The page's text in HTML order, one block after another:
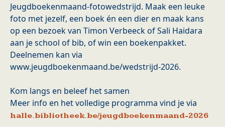
Jeugdboekenmaand-fotowedstrijd. Maak een leuke
foto met jezelf, een boek én een dier en maak kans
op een bezoek van Timon Verbeeck of Sali Haidara
aan je school of bib, of win een boekenpakket.
Deelnemen kan via
www.jeugdboekenmaand.be/wedstrijd-2026.
Kom langs en beleef het samen
Meer info en het volledige programma vind je via
halle.bibliotheek.be/jeugdboekenmaand-2026